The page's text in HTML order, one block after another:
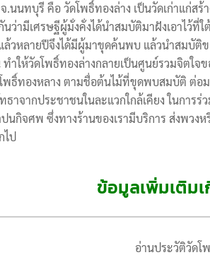
.นนทบุรี คือ วัดโพธิ์ทองล่าง เป็นวัดเก่าแก่ส
นว่ามีเศรษฐีผู้มั่งคั่งได้นำสมบัติมาฝังเอาไว้
ล้วหลายปีจึงได้มีผู้มาขุดค้นพบ แล้วนำสมบัติ
ำให้วัดโพธิ์ทองล่างกลายเป็นศูนย์รวมจิตใจ
พธิ์ทองหลาง ตามชื่อต้นไม้ที่ขุดพบสมบัติ ต่อ
ธาจากประชาชนในละแวกใกล้เคียง ในการ
นกิจศพ ซึ่งทางร้านของเรามีบริการ ส่งพวง
ไป
ข้อมูลเพิ่มเติม
อ่านประวัติวัดโ